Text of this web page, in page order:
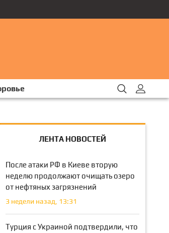
ЛЕНТА НОВОСТЕЙ
После атаки РФ в Киеве вторую
неделю продолжают очищать озеро
от нефтяных загрязнений
3 недели назад, 13:31
Турция с Украиной подтвердили, что